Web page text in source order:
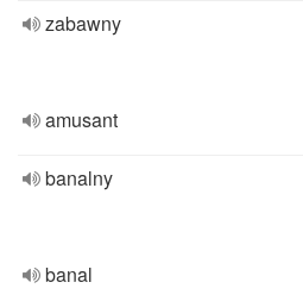
zabawny
amusant
banalny
banal